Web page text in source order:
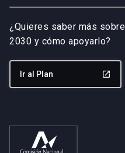
¿Quieres saber más
2030 y cómo apoyarlo?
Ir al Plan launch